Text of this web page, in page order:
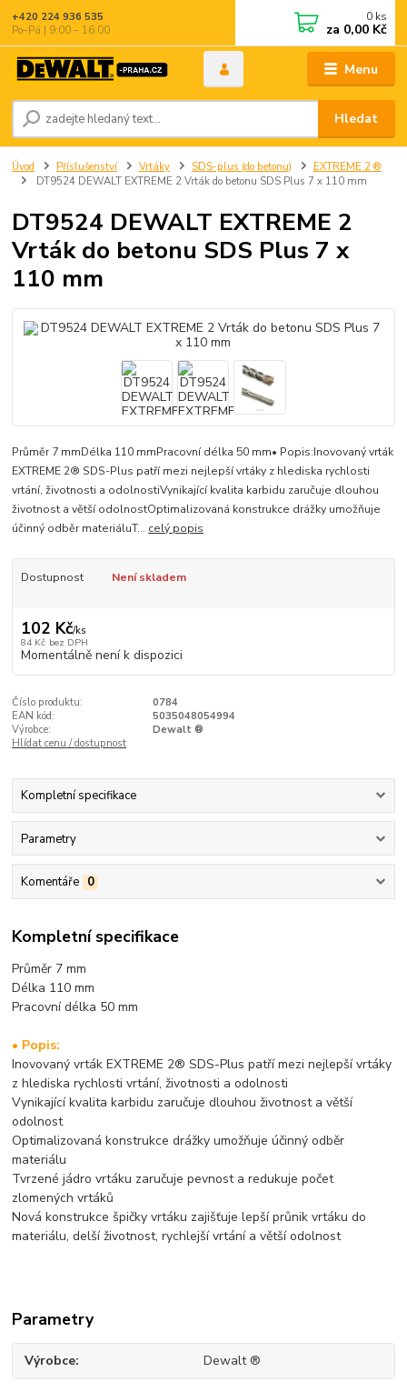
Menu
Hledat
+420 224 936 535
Po–Pá | 9:00 – 16:00
0 ks
za 0,00 Kč
Úvod Příslušenství Vrtáky SDS-plus (do betonu)
EXTREME 2 ®
DT9524 DEWALT EXTREME 2 Vrták do betonu SDS Plus 7 x 110 mm
DT9524 DEWALT EXTREME 2
Vrták do betonu SDS Plus 7 x
110 mm
Průměr 7 mmDélka 110 mmPracovní délka 50 mm• Popis:Inovovaný vrták
EXTREME 2® SDS-Plus patří mezi nejlepší vrtáky z hlediska rychlosti
vrtání, životnosti a odolnostiVynikající kvalita karbidu zaručuje dlouhou
životnost a větší odolnostOptimalizovaná konstrukce drážky umožňuje
účinný odběr materiáluT... celý popis
Dostupnost Není skladem
102 Kč/ks
84 Kč bez DPH
Momentálně není k dispozici
Číslo produktu:
0784
EAN kód:
5035048054994
Výrobce:
Dewalt ®
Hlídat cenu / dostupnost
Kompletní specifikace
Parametry
Komentáře 0
Kompletní specifikace
Průměr 7 mm
Délka 110 mm
Pracovní délka 50mm
• Popis:
Inovovaný vrták EXTREME 2® SDS-Plus patří mezi nejlepší vrtáky
z hlediska rychlosti vrtání, životnosti a odolnosti
Vynikající kvalita karbidu zaručuje dlouhou životnost a větší
odolnost
Optimalizovaná konstrukce drážky umožňuje účinný odběr
materiálu
Tvrzené jádro vrtáku zaručuje pevnost a redukuje počet
zlomených vrtáků
Nová konstrukce špičky vrtáku zajišťuje lepší průnik vrtáku do
materiálu, delší životnost, rychlejší vrtání a větší odolnost
Parametry
Výrobce Dewalt ®